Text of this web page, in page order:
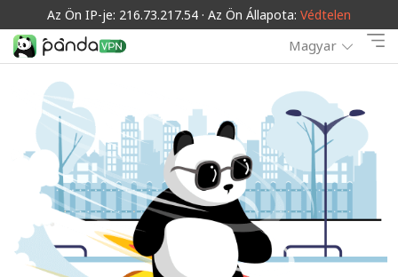
Az Ön IP-je: 216.73.217.54 · Az Ön Állapota: Védtelen
Magyar